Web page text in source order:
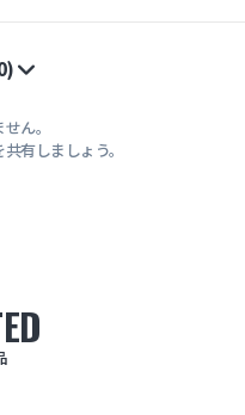
ん。
有しましょう。